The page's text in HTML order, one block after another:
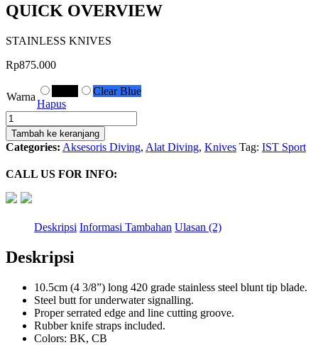
QUICK OVERVIEW
STAINLESS KNIVES
Rp875.000
Warna
Clear Blue
Hapus
Kuantitas
Pisau
Selam
Knife
Stainless
Knives
K-
11
Tambah ke keranjang
Categories: Aksesoris Diving, Alat Diving, Knives Tag: IST Sport
CALL US FOR INFO:
Deskripsi Informasi Tambahan Ulasan (2)
Deskripsi
10.5cm (4 3/8”) long 420 grade stainless steel blunt tip blade.
Steel butt for underwater signalling.
Proper serrated edge and line cutting groove.
Rubber knife straps included.
Colors: BK, CB